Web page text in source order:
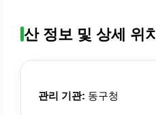
산 정보 및 상세 위치
관리 기관: 동구청